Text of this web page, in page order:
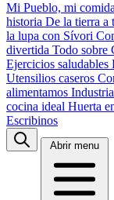
Mi Pueblo, mi comida
historia De la tierra a
la lupa con Sívori
divertida Todo sobre
Ejercicios saludables
Utensilios caseros
alimentamos
cocina ideal Huerta
Escribinos
Abrir menu